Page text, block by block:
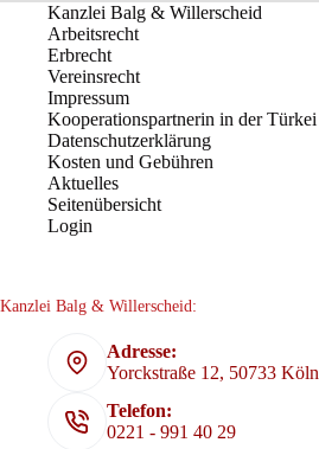
Kanzlei Balg & Willerscheid
Arbeitsrecht
Erbrecht
Vereinsrecht
Impressum
Kooperationspartnerin in der Türkei
Datenschutzerklärung
Kosten und Gebühren
Aktuelles
Seitenübersicht
Login
Kanzlei Balg & Willerscheid:
Adresse:
Yorckstraße 12, 50733 Köln
Telefon:
0221 - 991 40 29